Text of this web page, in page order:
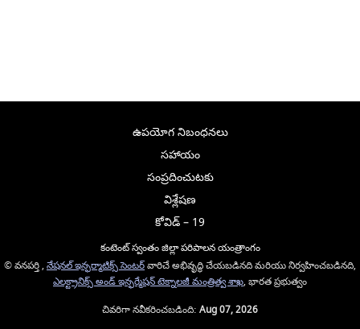
ఉపయోగ నిబంధనలు
సహాయం
సంప్రదించుటకు
విశ్లేషణ
కోవిడ్ – 19
కంటెంట్ స్వంతం జిల్లా పరిపాలన యంత్రాంగం
© వనపర్తి , నేషనల్ ఇన్ఫర్మాటిక్స్ సెంటర్వారిచే అభివృద్ధి చేయబడినది మరియు నిర్వహించబడినది,
ఎలక్ట్రానిక్స్ అండ్ ఇన్ఫర్మేషన్ టెక్నాలజీ మంత్రిత్వ శాఖ, భారత ప్రభుత్వం
చివరిగా నవీకరించబడింది: Aug 07, 2026